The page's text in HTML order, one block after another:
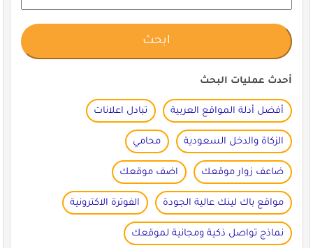
أحدث عمليات البحث
أفضل أدلة المواقع العربية تبادل اعلانات
الزكاة والدخل السعودية محامي
ضاعف زوار موقعك اضف موقعك
مواقع باك لينك عالية الجودة الفوترة الاكترونية
نماذج تواصل ذكية ومجانية لموقعك